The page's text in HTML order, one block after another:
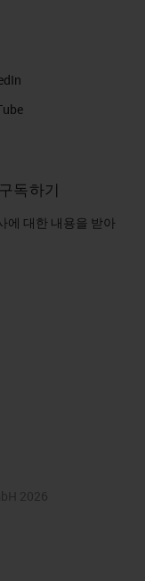
독하기
에 대한 내용을 받아
2026